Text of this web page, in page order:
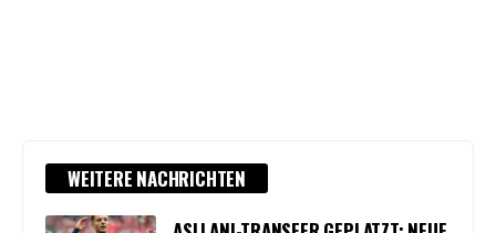
WEITERE NACHRICHTEN